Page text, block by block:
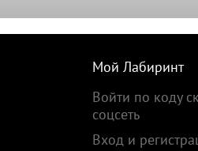
Мой Лабиринт
Войти по коду
соцсеть
Вход и